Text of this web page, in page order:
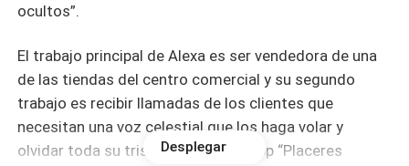
ocultos”.
El trabajo principal de Alexa es ser vendedora de una
de las tiendas del centro comercial y su segundo
trabajo es recibir llamadas de los clientes que
necesitan una voz celestial que los haga volar y
olvidar toda su triste realidad. La app “Placeres
Desplegar